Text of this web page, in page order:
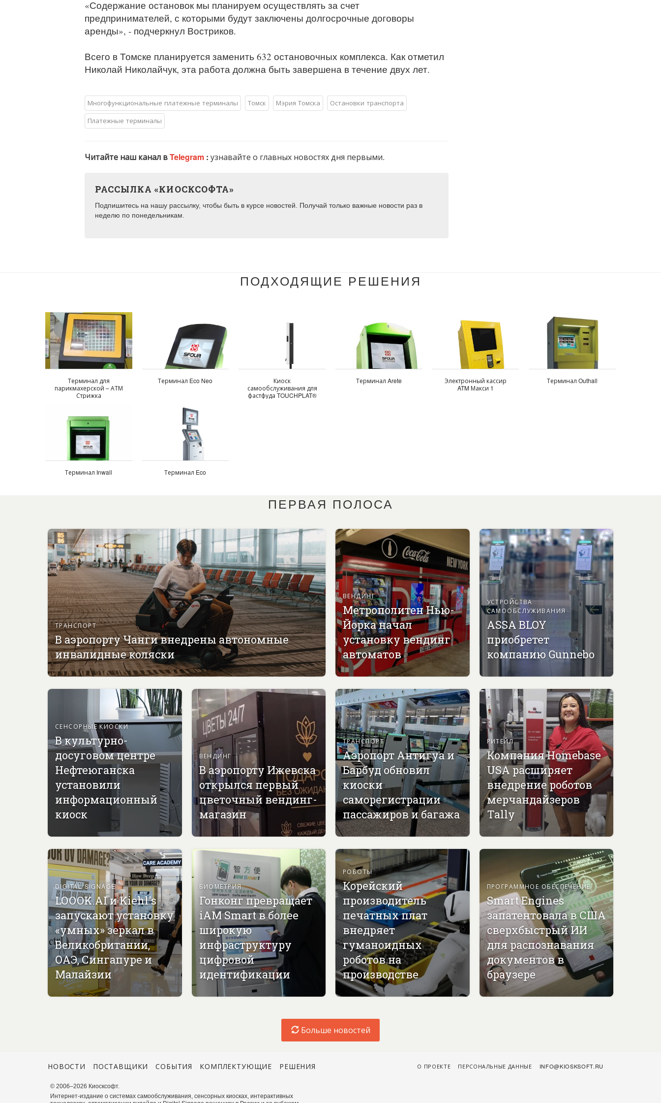
«Содержание остановок мы планируем осуществлять за счет
предпринимателей, с которыми будут заключены долгосрочные договоры
аренды», - подчеркнул Востриков.
Всего в Томске планируется заменить 632 остановочных комплекса. Как отметил
Николай Николайчук, эта работа должна быть завершена в течение двух лет.
Многофункциональные платежные терминалы Томск Мэрия Томска
Остановки транспорта
Платежные терминалы
Читайте наш канал вTelegram : узнавайте о главных новостях дня первыми.
РАССЫЛКА «КИОСКСОФТА»
Подпишитесь на нашу рассылку, чтобы быть в курсе новостей. Получай только важные новости раз в
неделю по понедельникам.
ПОДХОДЯЩИЕ РЕШЕНИЯ
Терминал для
парикмахерской – АТМ
Стрижка
Терминал Eco Neo
Киоск
самообслуживания для
фастфуда TOUCHPLAT®
Терминал Arete
Электронный кассир
ATM Макси 1
Терминал Outhall
Терминал Inwall Терминал Eco
ПЕРВАЯ ПОЛОСА
ТРАНСПОРТ
В аэропорту Чанги внедрены автономные
инвалидные коляски
ВЕНДИНГ
Метрополитен Нью-
Йорка начал
установку вендинг
автоматов
УСТРОЙСТВА
САМООБСЛУЖИВАНИЯ
ASSA BLOY
приобретет
компанию Gunnebo
СЕНСОРНЫЕ КИОСКИ
В культурно-
досуговом центре
Нефтеюганска
установили
информационный
киоск
ВЕНДИНГ
В аэропорту Ижевска
открылся первый
цветочный вендинг-
магазин
ТРАНСПОРТ
Аэропорт Антигуа и
Барбуд обновил
киоски
саморегистрации
пассажиров и багажа
РИТЕЙЛ
Компания Homebase
USA расширяет
внедрение роботов
мерчандайзеров
Tally
DIGITAL SIGNAGE
LOOOK.AI и Kiehl's
запускают установку
«умных» зеркал в
Великобритании,
ОАЭ, Сингапуре и
Малайзии
БИОМЕТРИЯ
Гонконг превращает
iAM Smart в более
широкую
инфраструктуру
цифровой
идентификации
РОБОТЫ
Корейский
производитель
печатных плат
внедряет
гуманоидных
роботов на
производстве
ПРОГРАММНОЕ ОБЕСПЕЧЕНИЕ
Smart Engines
запатентовала в США
сверхбыстрый ИИ
для распознавания
документов в
браузере
Больше новостей
О ПРОЕКТЕ ПЕРСОНАЛЬНЫЕ ДАННЫЕ INFO@KIOSKSOFT.RU
НОВОСТИ ПОСТАВЩИКИ СОБЫТИЯ КОМПЛЕКТУЮЩИЕ РЕШЕНИЯ
© 2006–2026 Киосксофт.
Интернет-издание о системах самообслуживания, сенсорных киосках, интерактивных